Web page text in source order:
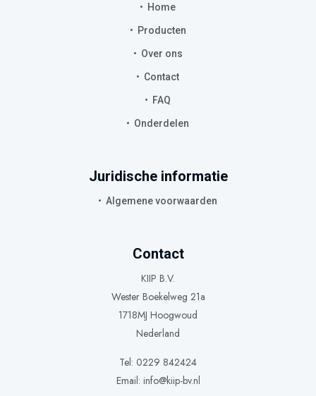
Home
Producten
Over ons
Contact
FAQ
Onderdelen
Juridische informatie
Algemene voorwaarden
Contact
KIIP B.V.
Wester Boekelweg 21a
1718MJ Hoogwoud
Nederland
Tel: 0229 842424
Email: info@kiip-bv.nl